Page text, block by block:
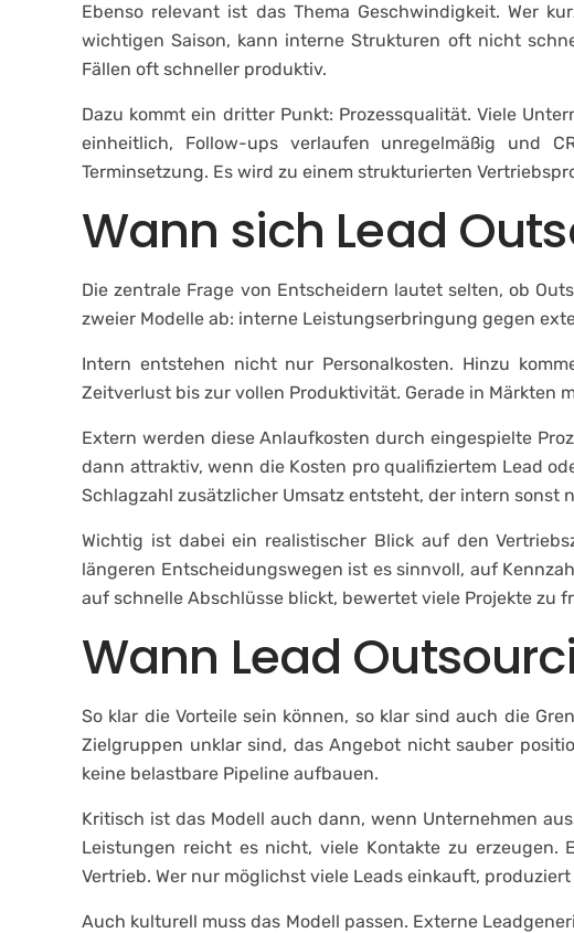
Ebenso relevant ist das Thema Geschwindigkeit. Wer
wichtigen Saison, kann interne Strukturen oft nicht
Fällen oft schneller produktiv.
Dazu kommt ein dritter Punkt: Prozessqualität. Viele
einheitlich, Follow-ups verlaufen unregelmäßig und
Terminsetzung. Es wird zu einem strukturierten
Wann sich Lead
Die zentrale Frage von Entscheidern lautet selten, ob
zweier Modelle ab: interne Leistungserbringung gegen
Intern entstehen nicht nur Personalkosten. Hinzu
Zeitverlust bis zur vollen Produktivität. Gerade in Märkten
Extern werden diese Anlaufkosten durch eingespielte
dann attraktiv, wenn die Kosten pro qualifiziertem Lead
Schlagzahl zusätzlicher Umsatz entsteht, der intern sonst
Wichtig ist dabei ein realistischer Blick auf den
längeren Entscheidungswegen ist es sinnvoll, auf
auf schnelle Abschlüsse blickt, bewertet viele Projekte zu
Wann Lead
So klar die Vorteile sein können, so klar sind auch die
Zielgruppen unklar sind, das Angebot nicht sauber
keine belastbare Pipeline aufbauen.
Kritisch ist das Modell auch dann, wenn Unternehmen
Leistungen reicht es nicht, viele Kontakte zu
Vertrieb. Wer nur möglichst viele Leads einkauft,
Auch kulturell muss das Modell passen. Externe